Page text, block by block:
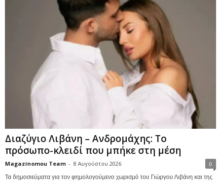
Διαζύγιο Λιβάνη – Ανδρομάχης: Το
πρόσωπο-κλειδί που μπήκε στη μέση
Magazinomou Team - 8 Αυγούστου 2026 0
Τα δημοσιεύματα για τον φημολογούμενο χωρισμό του Γιώργου Λιβάνη και της